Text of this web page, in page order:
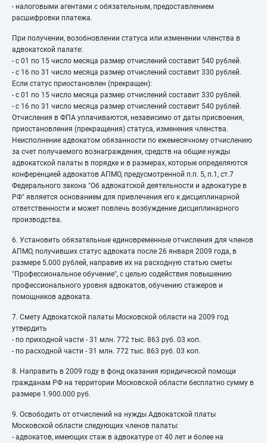
- налоговыми агентами с обязательным, предоставлением
расшифровки платежа.
При получении, возобновлении статуса или изменении членства в
адвокатской палате:
- с 01 по 15 число месяца размер отчислений составит 540 рублей.
- с 16 по 31 число месяца размер отчислений составит 330 рублей.
Если статус приостановлен (прекращен):
- с 01 по 15 число месяца размер отчислений составит 330 рублей.
- с 16 по 31 число месяца размер отчислений составит 540 рублей.
Отчисления в ФПА уплачиваются, независимо от даты присвоения,
приостановления (прекращения) статуса, изменения членства.
Неисполнение адвокатом обязанности по ежемесячному отчислению
за счет получаемого вознаграждения, средств на общие нужды
адвокатской палаты в порядке и в размерах, которые определяются
конференцией адвокатов АПМО, предусмотренной п.п. 5, п.1, ст.7
Федерального закона "Об адвокатской деятельности и адвокатуре в
РФ" является основанием для привлечения его к дисциплинарной
ответственности и может повлечь возбуждение дисциплинарного
производства.
6. Установить обязательные единовременные отчисления для членов
АПМО, получивших статус адвоката после 26 января 2009 года, в
размере 5.000 рублей, направив их на расходную статью сметы
"Профессиональное обучение", с целью содействия повышению
профессионального уровня адвокатов, обучению стажеров и
помощников адвоката.
7. Смету Адвокатской палаты Московской области на 2009 год
утвердить
- по приходной части - 31 млн. 772 тыс. 863 руб. 03 коп.
- по расходной части - 31 млн. 772 тыс. 863 руб. 03 коп.
8. Направить в 2009 году в фонд оказания юридической помощи
гражданам РФ на территории Московской области бесплатно сумму в
размере 1.900.000 руб.
9. Освободить от отчислений на нужды Адвокатской платы
Московской области следующих членов палаты:
- адвокатов, имеющих стаж в адвокатуре от 40 лет и более на